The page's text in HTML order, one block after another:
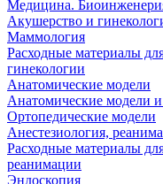
Медицина.
Акушерство и
Маммология
Расходные материалы
гинекологии
Анатомические модели
Анатомические модели
Ортопедические модели
Анестезиология,
Расходные материалы
реанимации
Эндоскопия